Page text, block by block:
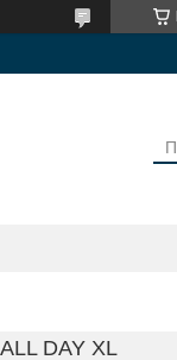
DAY XL